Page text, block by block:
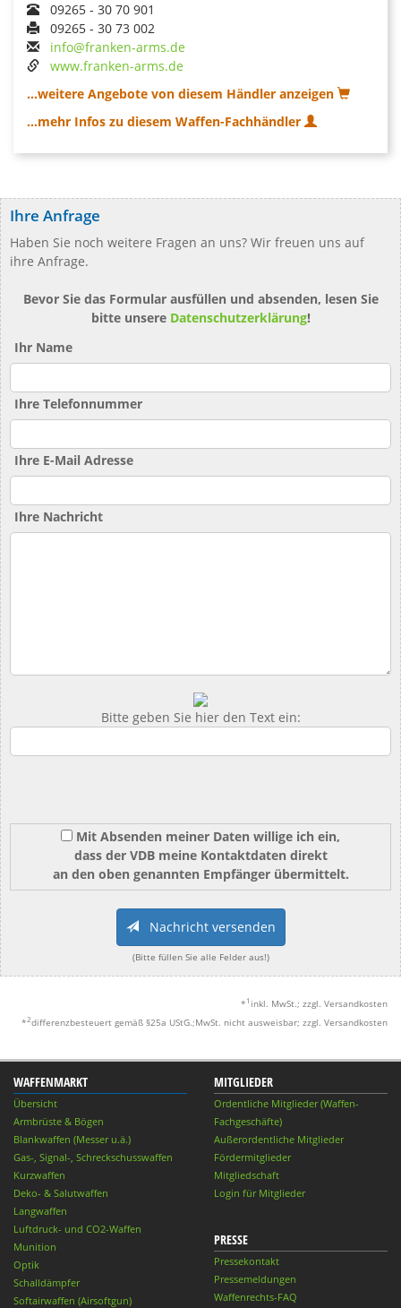
09265 - 30 70 901
09265 - 30 73 002
info@franken-arms.de
www.franken-arms.de
...weitere Angebote von diesem Händler anzeigen
...mehr Infos zu diesem Waffen-Fachhändler
Ihre Anfrage
Haben Sie noch weitere Fragen an uns? Wir freuen uns auf
ihre Anfrage.
Bevor Sie das Formular ausfüllen und absenden, lesen Sie
bitte unsere Datenschutzerklärung!
Ihr Name
Ihre Telefonnummer
Ihre E-Mail Adresse
Ihre Nachricht
Bitte geben Sie hier den Text ein:
Mit Absenden meiner Daten willige ich ein,
dass der VDB meine Kontaktdaten direkt
an den oben genannten Empfänger übermittelt.
Nachricht versenden
(Bitte füllen Sie alle Felder aus!)
* 1 inkl. MwSt.; zzgl. Versandkosten
*2differenzbesteuert gemäß §25a UStG.;MwSt. nicht ausweisbar; zzgl. Versandkosten
WAFFENMARKT
Übersicht
Armbrüste & Bögen
Blankwaffen (Messer u.ä.)
Gas-, Signal-, Schreckschusswaffen
Kurzwaffen
Deko- & Salutwaffen
Langwaffen
Luftdruck- und CO2-Waffen
Munition
Optik
Schalldämpfer
Softairwaffen (Airsoftgun)
MITGLIEDER
Ordentliche Mitglieder (Waffen-
Fachgeschäfte)
Außerordentliche Mitglieder
Fördermitglieder
Mitgliedschaft
Login für Mitglieder
PRESSE
Pressekontakt
Pressemeldungen
Waffenrechts-FAQ